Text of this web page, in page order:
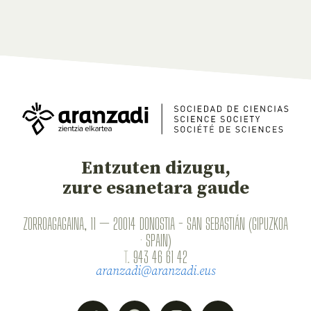
Entzuten dizugu,
zure esanetara gaude
ZORROAGAGAINA, 11 — 20014 DONOSTIA - SAN SEBASTIÁN (GIPUZKOA
· SPAIN)
T. 943 46 61 42
aranzadi@aranzadi.eus